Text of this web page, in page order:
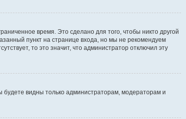
время. Это сделано для того, чтобы никто другой
пункт на странице входа, но мы не рекомендуем
то это значит, что администратор отключил эту
видны только администраторам, модераторам и